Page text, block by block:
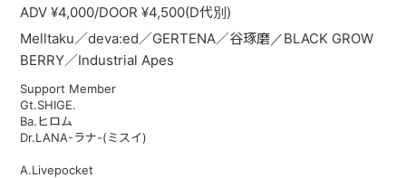
VIDEO
ADV ¥4,000/DOOR ¥4,500(D代別)
Melltaku／deva:ed／GERTENA／谷琢磨／BLACK GROW
BERRY／Industrial Apes
Support Member
Gt.SHIGE.
Ba.ヒロム
Dr.LANA-ラナ-(ミスイ)
A.Livepocket